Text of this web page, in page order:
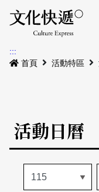
最新公告
本期專題
歷史專題
活動特區
活動列表
關於我們
:::
首頁
活動特區
活動日曆